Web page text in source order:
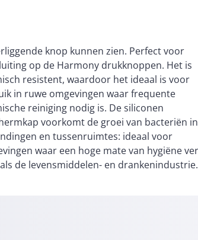
de levensmiddelen- en drankenindustrie.